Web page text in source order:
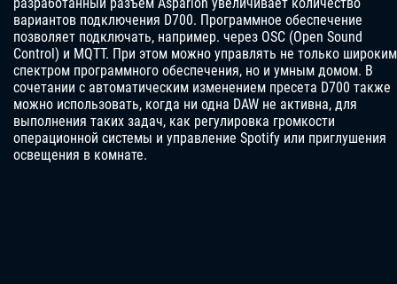
вариантов подключения D700. Программное обеспечение
позволяет подключать, например. через OSC (Open Sound
Control) и MQTT. При этом можно управлять не только широким
спектром программного обеспечения, но и умным домом. В
сочетании с автоматическим изменением пресета D700 также
можно использовать, когда ни одна DAW не активна, для
выполнения таких задач, как регулировка громкости
операционной системы и управление Spotify или приглушения
освещения в комнате.